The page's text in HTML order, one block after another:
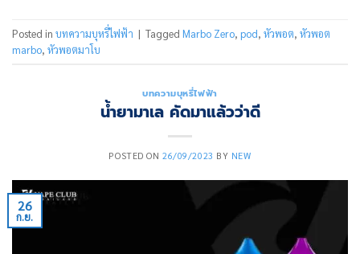
Posted in บทความบุหรี่ไฟฟ้า | Tagged Marbo Zero, pod, หัวพอต, หัวพอต
marbo, หัวพอตมาโบ
บทความบุหรี่ไฟฟ้า
น้ำยามาเล คัดมาแล้วว่าดี
POSTED ON26/09/2023 BY NEW
26
ก.ย.